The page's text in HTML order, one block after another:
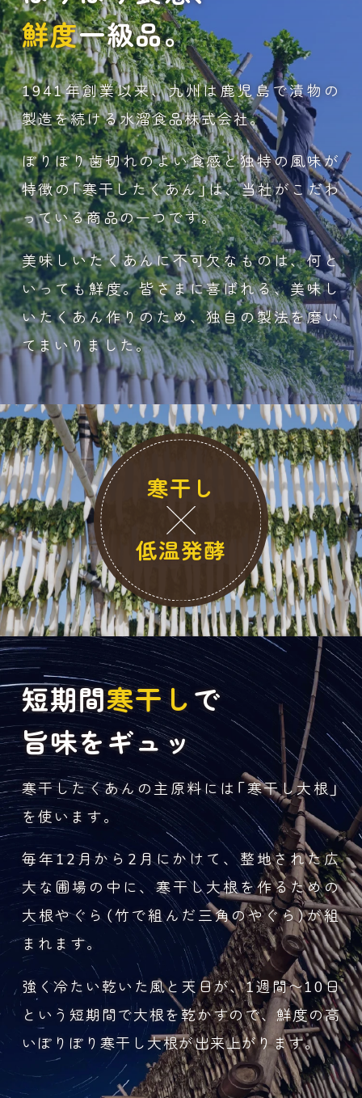
鮮度一級品。
1941年創業以来、九州は鹿児島で漬物の
製造を続ける水溜食品株式会社。
ぽりぽり歯切れのよい食感と独特の風味が
特徴の「寒干したくあん」は、当社がこだわ
っている商品の一つです。
美味しいたくあんに不可欠なものは、何と
いっても鮮度。皆さまに喜ばれる、美味し
いたくあん作りのため、独自の製法を磨い
てまいりました。
寒干し
低温発酵
短期間寒干しで
旨味をギュッ
寒干したくあんの主原料には「寒干し大根」
を使います。
毎年12月から2月にかけて、整地された広
大な圃場の中に、寒干し大根を作るための
大根やぐら（竹で組んだ三角のやぐら）が組
まれます。
強く冷たい乾いた風と天日が、1週間〜10日
という短期間で大根を乾かすので、鮮度の高
いぽりぽり寒干し大根が出来上がります。